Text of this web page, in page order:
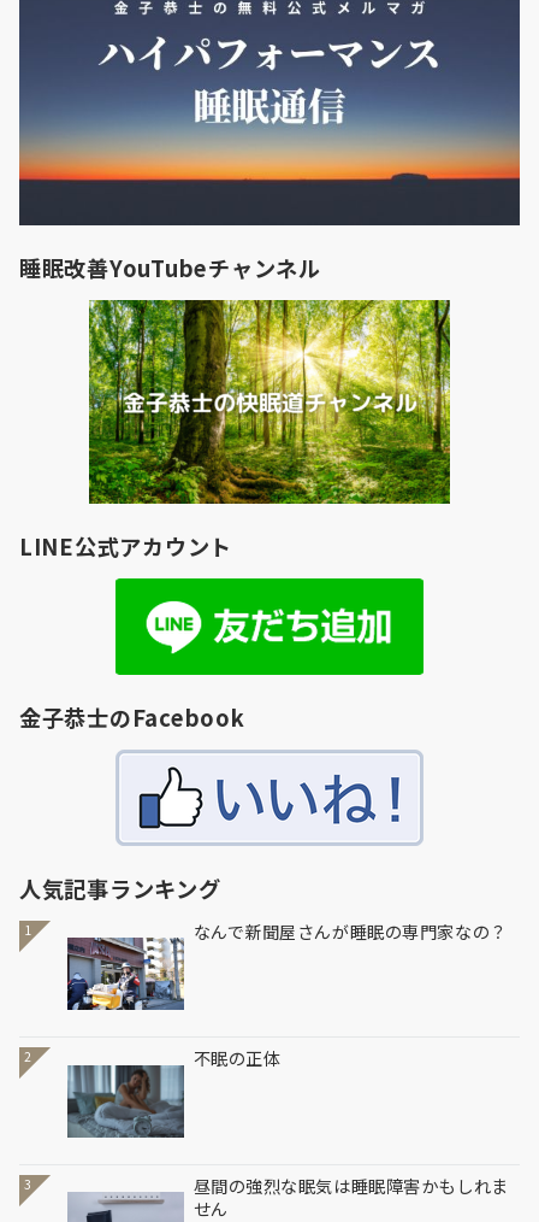
睡眠改善YouTubeチャンネル
LINE公式アカウント
金子恭士のFacebook
人気記事ランキング
1 なんで新聞屋さんが睡眠の専門家なの？
2 不眠の正体
3
昼間の強烈な眠気は睡眠障害かもしれま
せん